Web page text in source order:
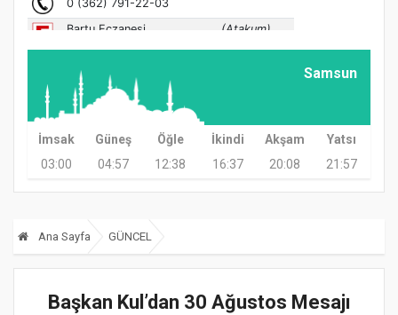
Samsun
İmsak Güneş Öğle İkindi Akşam
Yatsı
03:00
04:57 12:38 16:37 20:08 21:57
Ana Sayfa GÜNCEL
Başkan Kul’dan 30 Ağustos Mesajı